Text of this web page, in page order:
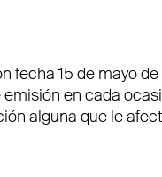
fecha 15 de mayo
en cada
alguna que le